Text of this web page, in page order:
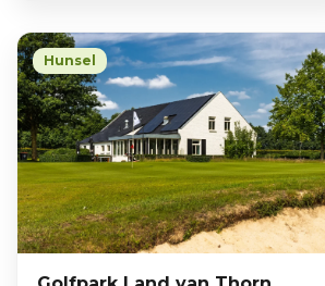
Hunsel